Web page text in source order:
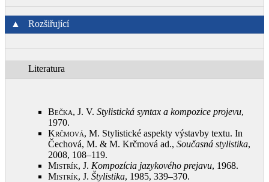
▲ Rozšiřující
Literatura
Bečka, J. V. Stylistická syntax a kompozice projevu,
1970.
Krčmová, M. Stylistické aspekty výstavby textu. In
Čechová, M. & M. Krčmová ad., Současná stylistika,
2008, 108–119.
Mistrík, J. Kompozícia jazykového prejavu, 1968.
Mistrík, J. Štylistika, 1985, 339–370.